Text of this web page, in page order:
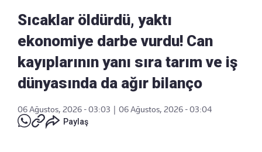
Sıcaklar öldürdü, yaktı
ekonomiye darbe vurdu! Can
kayıplarının yanı sıra tarım ve iş
dünyasında da ağır bilanço
06 Ağustos, 2026 - 03:03 | 06 Ağustos, 2026 - 03:04
Paylaş